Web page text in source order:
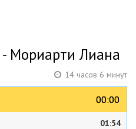
Мориарти Лиана
14 часов 6 минут
00:00
00:00
01:54